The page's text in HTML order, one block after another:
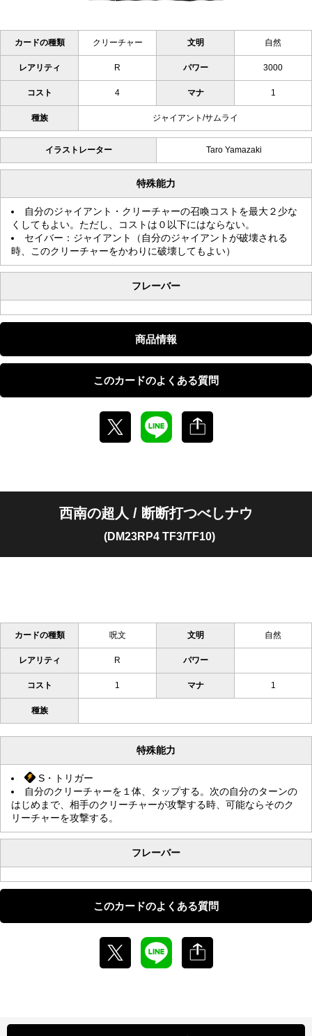
カードの種類 クリーチャー 文明 自然
レアリティ R パワー 3000
コスト 4 マナ 1
種族 ジャイアント/サムライ
イラストレーター Taro Yamazaki
特殊能力
自分のジャイアント・クリーチャーの召喚コストを最大２少な
くしてもよい。ただし、コストは０以下にはならない。
セイバー：ジャイアント（自分のジャイアントが破壊される
時、このクリーチャーをかわりに破壊してもよい）
フレーバー
商品情報
このカードのよくある質問
西南の超人 / 断断打つべしナウ
(DM23RP4 TF3/TF10)
カードの種類 呪文 文明 自然
レアリティ R パワー
コスト 1 マナ 1
種族
特殊能力
S・トリガー
自分のクリーチャーを１体、タップする。次の自分のターンの
はじめまで、相手のクリーチャーが攻撃する時、可能ならそのク
リーチャーを攻撃する。
フレーバー
このカードのよくある質問